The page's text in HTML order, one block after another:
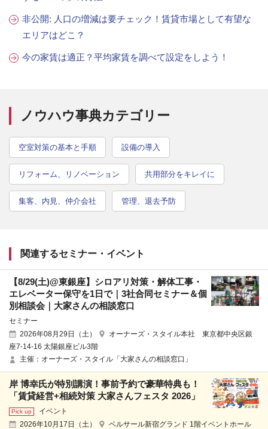
非公開: 人口の増減は要チェック！賃貸市場として有望な
エリアはどこ？
今の家賃は適正？平均家賃を調べて設定をしよう！
ノウハウ事典カテゴリー
空室対策の基本と手順 設備の導入
リフォーム、リノベーション 共用部分をキレイに
集客、内見、仲介会社 管理、退去予防
関連するセミナー・イベント
【8/29(土)@東銀座】シロアリ対策・解体工事・
エレベーター保守を1日で｜3社合同セミナー＆個
別相談会｜大家さんの相談窓口
セミナー
2026年08月29日（土）
オーナーズ・スタイル本社 東京都中央区銀
座7-14-16 太陽銀座ビル3階
主催：オーナーズ・スタイル「大家さんの相談窓口」
岸 博幸氏が特別講演！事前予約で豪華特典も！
「賃貸経営+相続対策 大家さんフェスタ 2026」
イベント
2026年10月17日（土）
ベルサール新宿グランド 1階イベントホール